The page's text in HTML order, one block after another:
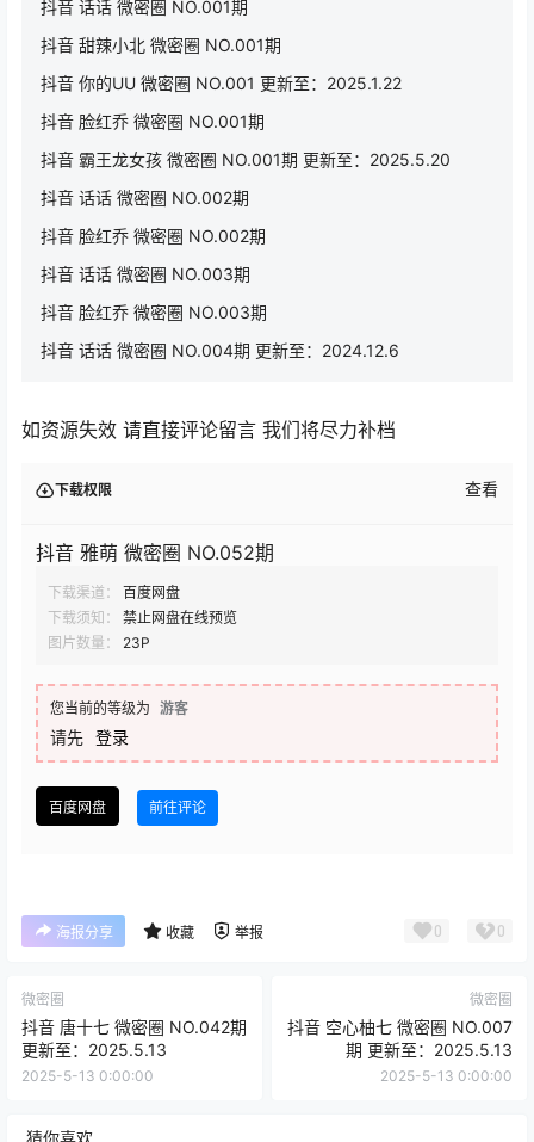
抖音 话话 微密圈 NO.001期
抖音 甜辣小北 微密圈 NO.001期
抖音 你的UU 微密圈 NO.001 更新至：2025.1.22
抖音 脸红乔 微密圈 NO.001期
抖音 霸王龙女孩 微密圈 NO.001期 更新至：2025.5.20
抖音 话话 微密圈 NO.002期
抖音 脸红乔 微密圈 NO.002期
抖音 话话 微密圈 NO.003期
抖音 脸红乔 微密圈 NO.003期
抖音 话话 微密圈 NO.004期 更新至：2024.12.6
如资源失效 请直接评论留言 我们将尽力补档
下载权限 查看
抖音 雅萌 微密圈 NO.052期
下载渠道：
百度网盘
下载须知：
禁止网盘在线预览
图片数量：
23P
您当前的等级为 游客
请先 登录
百度网盘 前往评论
海报分享 收藏 举报 0 0
微密圈
抖音 唐十七 微密圈 NO.042期
更新至：2025.5.13
2025-5-13 0:00:00
微密圈
抖音 空心柚七 微密圈 NO.007
期 更新至：2025.5.13
2025-5-13 0:00:00
猜你喜欢